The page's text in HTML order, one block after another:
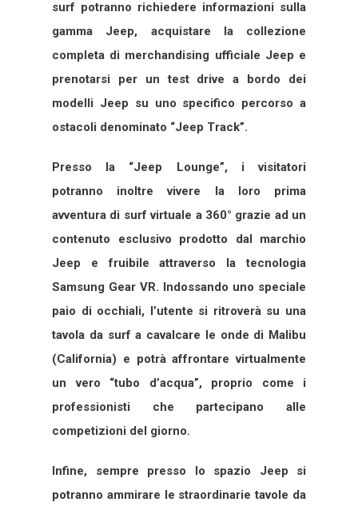
surf potranno richiedere informazioni sulla
gamma Jeep, acquistare la collezione
completa di merchandising ufficiale Jeep e
prenotarsi per un test drive a bordo dei
modelli Jeep su uno specifico percorso a
ostacoli denominato “Jeep Track”.
Presso la “Jeep Lounge”, i visitatori
potranno inoltre vivere la loro prima
avventura di surf virtuale a 360° grazie ad un
contenuto esclusivo prodotto dal marchio
Jeep e fruibile attraverso la tecnologia
Samsung Gear VR. Indossando uno speciale
paio di occhiali, l’utente si ritroverà su una
tavola da surf a cavalcare le onde di Malibu
(California) e potrà affrontare virtualmente
un vero “tubo d’acqua”, proprio come i
professionisti che partecipano alle
competizioni del giorno.
Infine, sempre presso lo spazio Jeep si
potranno ammirare le straordinarie tavole da